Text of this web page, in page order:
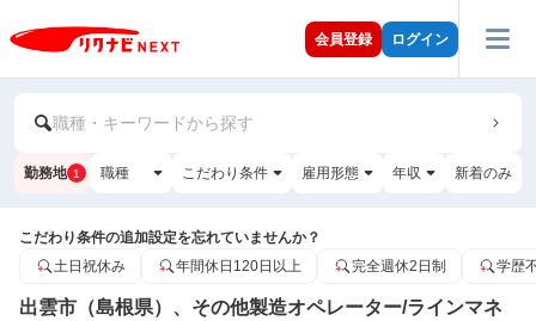
会員登録 ログイン
職種・キーワードから探す
勤務地 1 職種 こだわり条件 雇用形態 年収 新着のみ
こだわり条件の追加設定を忘れていませんか？
土日祝休み
年間休日120日以上 完全週休2日制 学歴
出雲市（島根県）、その他製造オペレーター/ラインマネ